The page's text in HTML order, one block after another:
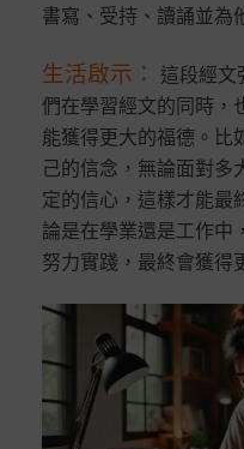
書寫、受持、讀誦並為
生活啟示 ： 這段經文
們在學習經文的同時，
能獲得更大的福德。比
己的信念，無論面對多
定的信心，這樣才能最
論是在學業還是工作中
努力實踐，最終會獲得